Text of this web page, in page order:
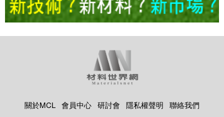
關於MCL 會員中心 研討會 隱私權聲明 聯絡我們